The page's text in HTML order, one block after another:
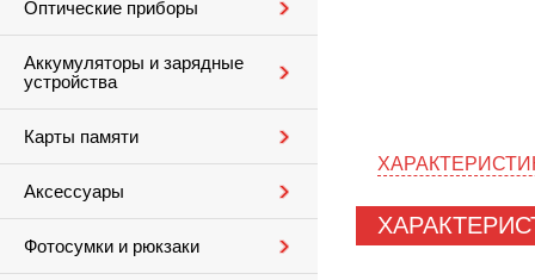
Оптические приборы
Аккумуляторы и зарядные
устройства
Карты памяти
Аксессуары
Фотосумки и рюкзаки